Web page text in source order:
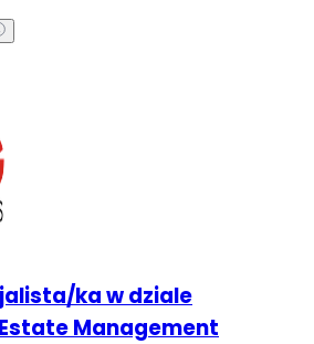
ka w dziale
Management